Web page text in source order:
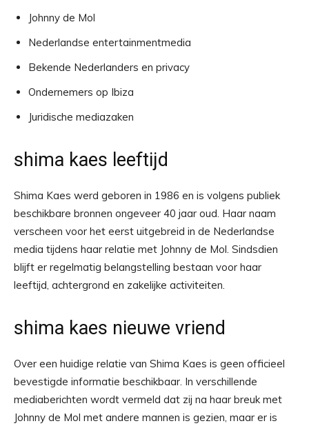
Johnny de Mol
Nederlandse entertainmentmedia
Bekende Nederlanders en privacy
Ondernemers op Ibiza
Juridische mediazaken
shima kaes leeftijd
Shima Kaes werd geboren in 1986 en is volgens publiek
beschikbare bronnen ongeveer 40 jaar oud. Haar naam
verscheen voor het eerst uitgebreid in de Nederlandse
media tijdens haar relatie met Johnny de Mol. Sindsdien
blijft er regelmatig belangstelling bestaan voor haar
leeftijd, achtergrond en zakelijke activiteiten.
shima kaes nieuwe vriend
Over een huidige relatie van Shima Kaes is geen officieel
bevestigde informatie beschikbaar. In verschillende
mediaberichten wordt vermeld dat zij na haar breuk met
Johnny de Mol met andere mannen is gezien, maar er is